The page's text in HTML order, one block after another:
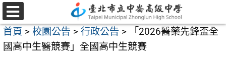
跳
至
主
要
選
單
首頁 > 校園公告 > 行政公告 >
「2026醫藥先鋒盃全
國高中生醫競賽」全國高中生競賽